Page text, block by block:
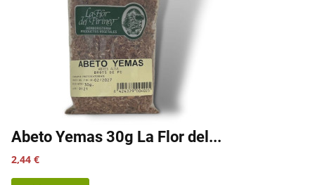
Abeto Yemas 30g La Flor del...
Precio
2,44 €